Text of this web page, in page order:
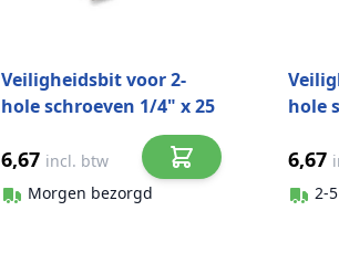
Veiligheidsbit voor 2-
hole schroeven 1/4" x 25
mm Art. 9109 CV-steel
SP8 (1 stuks)
6,67 incl. btw
Morgen bezorgd
hole
mm
SP4
6,67
2-